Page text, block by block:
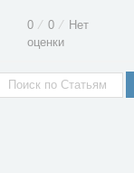
0 ⁄ 0 ⁄ Нет
оценки